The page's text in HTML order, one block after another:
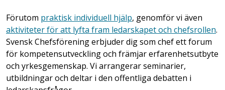
Förutom praktisk individuell hjälp, genomför vi även
aktiviteter för att lyfta fram ledarskapet och chefsrollen.
Svensk Chefsförening erbjuder dig som chef ett forum
för kompetensutveckling och främjar erfarenhetsutbyte
och yrkesgemenskap. Vi arrangerar seminarier,
utbildningar och deltar i den offentliga debatten i